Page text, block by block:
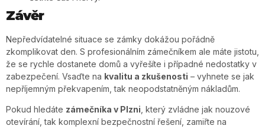
Závěr
Nepředvídatelné situace se zámky dokážou pořádně
zkomplikovat den. S profesionálním zámečníkem ale máte jistotu,
že se rychle dostanete domů a vyřešíte i případné nedostatky v
zabezpečení. Vsaďte na kvalitu a zkušenosti – vyhnete se jak
nepříjemným překvapením, tak neopodstatněným nákladům.
Pokud hledáte zámečníka v Plzni , který zvládne jak nouzové
otevírání, tak komplexní bezpečnostní řešení, zamiřte na